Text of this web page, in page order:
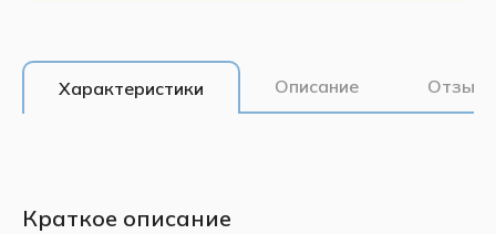
Характеристики Описание
Краткое описание